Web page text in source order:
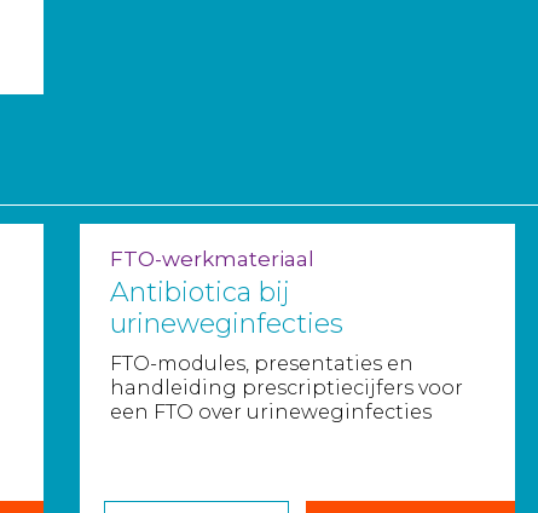
FTO-werkmateriaal
Antibiotica bij
urineweginfecties
FTO-modules, presentaties en
handleiding prescriptiecijfers voor
een FTO over urineweginfecties